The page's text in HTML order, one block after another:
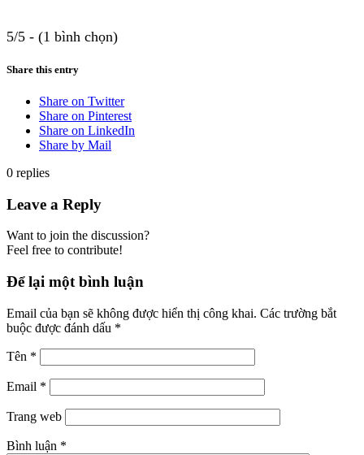
5/5 - (1 bình chọn)
Share this entry
Share on Twitter
Share on Pinterest
Share on LinkedIn
Share by Mail
0 replies
Leave a Reply
Want to join the discussion?
Feel free to contribute!
Để lại một bình luận
Email của bạn sẽ không được hiển thị công khai. Các trường bắt
buộc được đánh dấu *
Tên *
Email *
Trang web
Bình luận *